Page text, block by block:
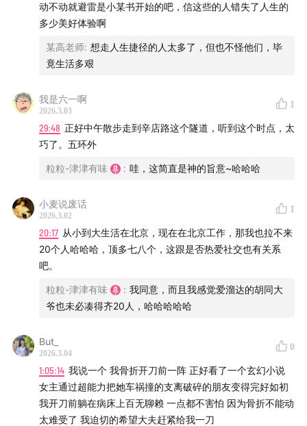
收听平台
苹果播客 | 小宇宙App | Spotify | 喜马拉雅 | 网易云音乐
| QQ音乐 | 微信听书 | 荔枝FM | 央广云听 | 听听FM |
联系我们
津津乐道播客官网
dao160301 | 微博：津津乐道播客| 商业合作：
本节目由「声湃 WavPub
动不动就避雷是小某书开始的吧，信这些的人错失了人生的
多少美好体验啊
某高老师: 想走人生捷径的人太多了，但也不怪他们，毕
竟生活多艰
我是六一啊
2026.3.03
1
29:48 正好中午散步走到辛店路这个隧道，听到这个时点，太
巧了。五环外
粒粒-津津有味 : 哇，这简直是神的旨意~哈哈哈
小麦说废话
2026.3.02
1
20:17 从小到大生活在北京，现在在北京工作，那我也拉不来
20个人哈哈哈，顶多七八个，这跟是否热爱社交也有关系
吧。
粒粒-津津有味 : 我同意，而且我感觉爱溜达的胡同大
爷也未必凑得齐20人，哈哈哈哈哈
But_
2026.3.04
0
1:05:14 我说一个 我骨折开刀前一阵 正好看了一个玄幻小说
女主通过超能力把她车祸撞的支离破碎的朋友变得完好如初
我开刀前躺在病床上百无聊赖 一点都不害怕 因为骨折不能动
太难受了 我迫切的希望大夫赶紧给我一刀